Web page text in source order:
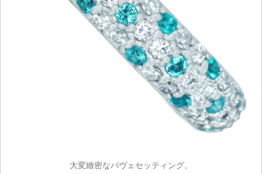
大変緻密なパヴェセッティング。